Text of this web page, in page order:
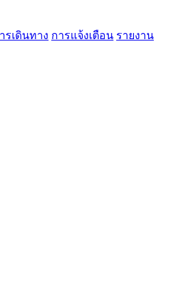
รเดินทาง การแจ้งเตือน รายงาน